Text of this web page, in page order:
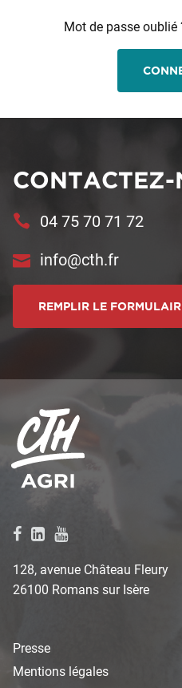
Mot de passe oublié
CONTACTEZ-
04 75 70 71 72
info@cth.fr
REMPLIR LE
128, avenue Château Fleury
26100 Romans sur Isère
Presse
Mentions légales